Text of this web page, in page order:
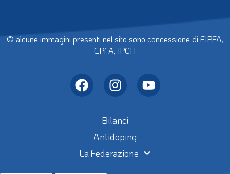
© alcune immagini presenti nel sito sono concessione di FIPFA,
EPFA, IPCH
Bilanci
Antidoping
La Federazione